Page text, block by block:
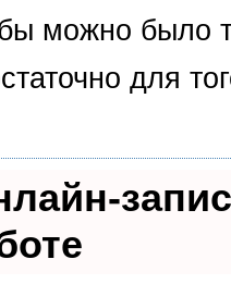
можно было
для